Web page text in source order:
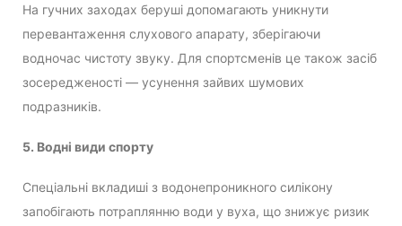
На гучних заходах беруші допомагають уникнути
перевантаження слухового апарату, зберігаючи
водночас чистоту звуку. Для спортсменів це також засіб
зосередженості — усунення зайвих шумових
подразників.
5. Водні види спорту
Спеціальні вкладиші з водонепроникного силікону
запобігають потраплянню води у вуха, що знижує ризик